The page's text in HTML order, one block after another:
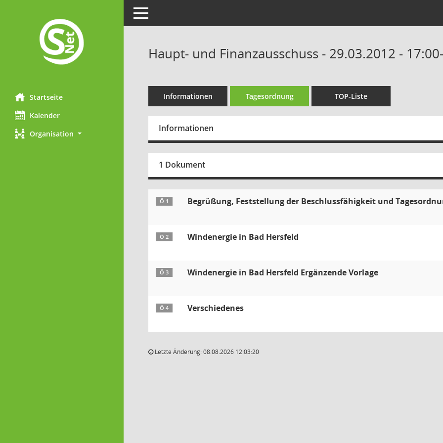
Startseite
Kalender
Organisation
Toggle navigation
Haupt- und Finanzausschuss - 29.03.2012 -
Informationen Tagesordnung TOP-Liste
Informationen
1 Dokument
Ö 1 Begrüßung, Feststellung der Beschlussfähigkeit und
Ö 2 Windenergie in Bad Hersfeld
Ö 3 Windenergie in Bad Hersfeld Ergänzende Vorlage
Ö 4 Verschiedenes
Letzte Änderung: 08.08.2026 12:03:20